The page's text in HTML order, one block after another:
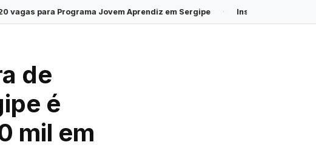
Jovem Aprendiz em Sergipe · Inscrições para o Processo Seletivo de
de
é
mil em